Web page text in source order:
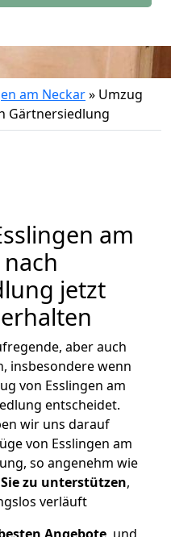
am Neckar» Umzug
Gärtnersiedlung
am
jetzt
aber auch
insbesondere wenn
von Esslingen am
entscheidet.
wir uns darauf
von Esslingen am
so angenehm wie
Sie zu unterstützen,
verläuft